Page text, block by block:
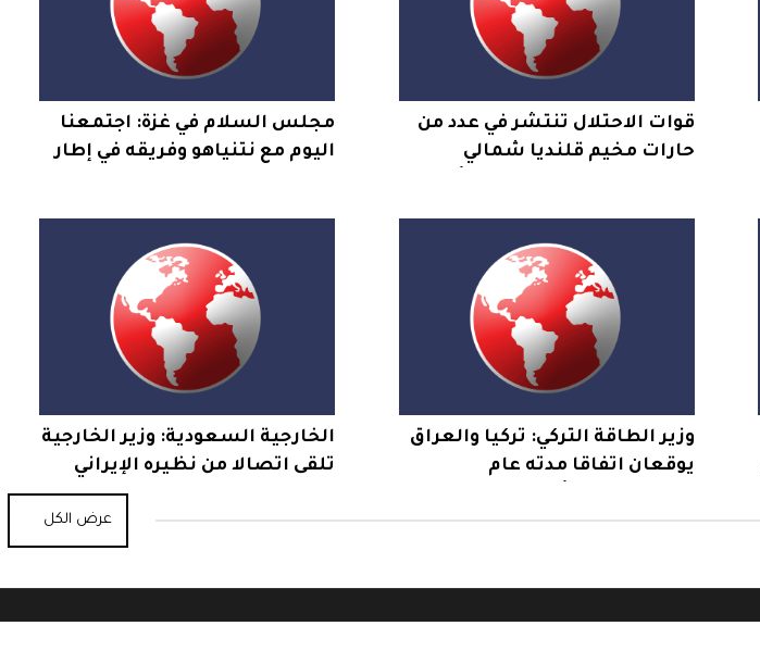
قوات الاحتلال تنتشر في عدد من
حارات مخيم قلنديا شمالي
مجلس السلام في غزة: اجتمعنا
اليوم مع نتنياهو وفريقه في إطار
وزير الطاقة التركي: تركيا والعراق
يوقعان اتفاقا مدته عام
المؤدي إلى ميناء جيهان
الخارجية السعودية: وزير الخارجية
تلقى اتصالا من نظيره الإيراني
ناقشا خلاله الجهود الدبلوماسية
لخفض التصعيد
عرض الكل